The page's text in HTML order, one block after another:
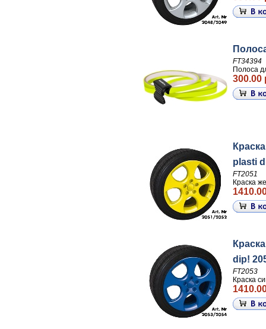
FT34394
Полоса
300.00
plasti
FT2051
Краска
dip!
FT2053
Краска